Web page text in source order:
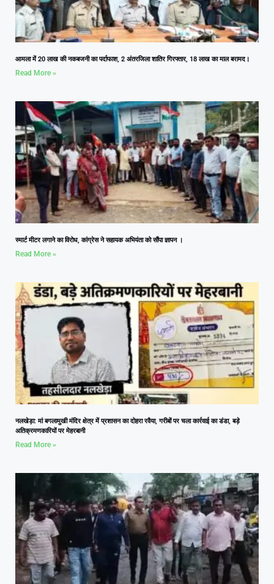
आमला में 20 लाख की नकबजनी का पर्दाफाश, 2 अंतरजिला शातिर गिरफ्तार, 18 लाख का माल बरामद।
Read More »
स्मार्ट मीटर लगाने का विरोध, कांग्रेस ने सहायक अभियंता को सौंपा ज्ञापन ।
Read More »
नलखेड़ा: मां बगलामुखी मंदिर क्षेत्र में प्रशासन का दोहरा रवैया, गरीबों पर चला कार्रवाई का डंडा, बड़े
अतिक्रमणकारियों पर मेहरबानी
Read More »